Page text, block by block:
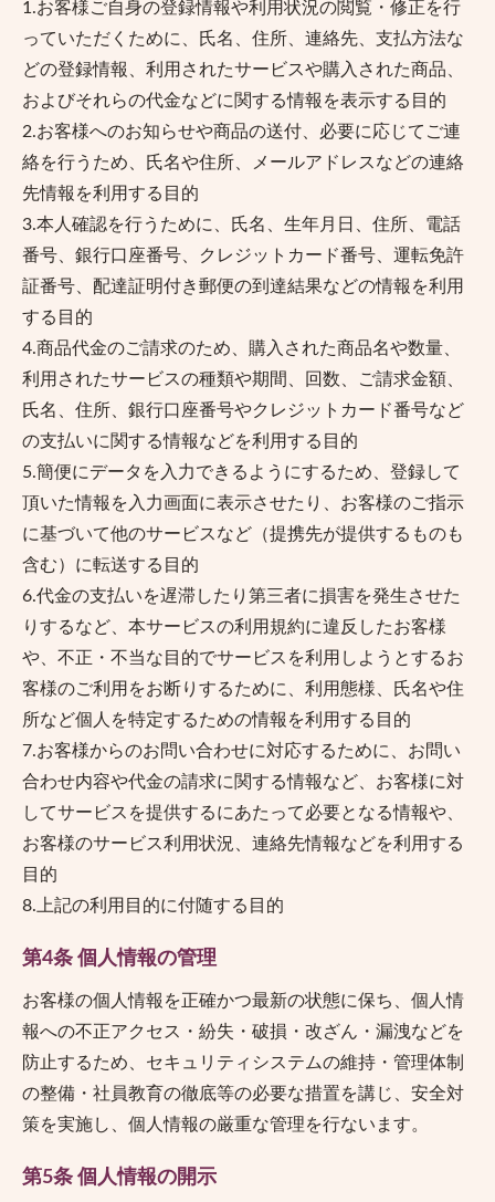
1.お客様ご自身の登録情報や利用状況の閲覧・修正を行
っていただくために、氏名、住所、連絡先、支払方法な
どの登録情報、利用されたサービスや購入された商品、
およびそれらの代金などに関する情報を表示する目的
2.お客様へのお知らせや商品の送付、必要に応じてご連
絡を行うため、氏名や住所、メールアドレスなどの連絡
先情報を利用する目的
3.本人確認を行うために、氏名、生年月日、住所、電話
番号、銀行口座番号、クレジットカード番号、運転免許
証番号、配達証明付き郵便の到達結果などの情報を利用
する目的
4.商品代金のご請求のため、購入された商品名や数量、
利用されたサービスの種類や期間、回数、ご請求金額、
氏名、住所、銀行口座番号やクレジットカード番号など
の支払いに関する情報などを利用する目的
5.簡便にデータを入力できるようにするため、登録して
頂いた情報を入力画面に表示させたり、お客様のご指示
に基づいて他のサービスなど（提携先が提供するものも
含む）に転送する目的
6.代金の支払いを遅滞したり第三者に損害を発生させた
りするなど、本サービスの利用規約に違反したお客様
や、不正・不当な目的でサービスを利用しようとするお
客様のご利用をお断りするために、利用態様、氏名や住
所など個人を特定するための情報を利用する目的
7.お客様からのお問い合わせに対応するために、お問い
合わせ内容や代金の請求に関する情報など、お客様に対
してサービスを提供するにあたって必要となる情報や、
お客様のサービス利用状況、連絡先情報などを利用する
目的
8.上記の利用目的に付随する目的
第4条 個人情報の管理
お客様の個人情報を正確かつ最新の状態に保ち、個人情
報への不正アクセス・紛失・破損・改ざん・漏洩などを
防止するため、セキュリティシステムの維持・管理体制
の整備・社員教育の徹底等の必要な措置を講じ、安全対
策を実施し、個人情報の厳重な管理を行ないます。
第5条 個人情報の開示